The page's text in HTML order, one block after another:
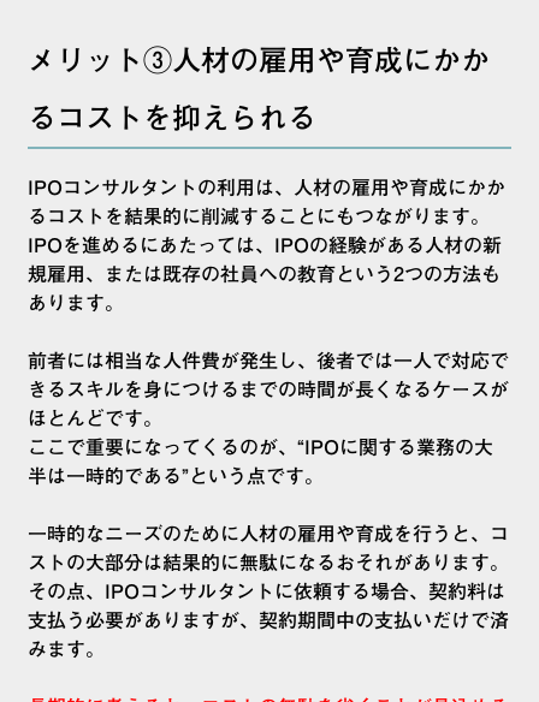
メリット③人材の雇用や育成にかか
るコストを抑えられる
IPOコンサルタントの利用は、人材の雇用や育成にかか
るコストを結果的に削減することにもつながります。
IPOを進めるにあたっては、IPOの経験がある人材の新
規雇用、または既存の社員への教育という2つの方法も
あります。
前者には相当な人件費が発生し、後者では一人で対応で
きるスキルを身につけるまでの時間が長くなるケースが
ほとんどです。
ここで重要になってくるのが、“IPOに関する業務の大
半は一時的である”という点です。
一時的なニーズのために人材の雇用や育成を行うと、コ
ストの大部分は結果的に無駄になるおそれがあります。
その点、IPOコンサルタントに依頼する場合、契約料は
支払う必要がありますが、契約期間中の支払いだけで済
みます。